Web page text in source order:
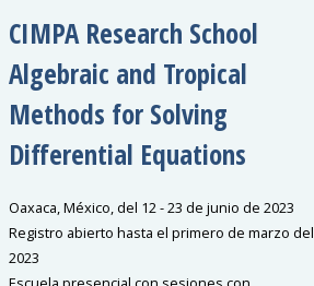
CIMPA Research School
Algebraic and Tropical
Methods for Solving
Differential Equations
Oaxaca, México, del 12 - 23 de junio de 2023
Registro abierto hasta el primero de marzo del
2023